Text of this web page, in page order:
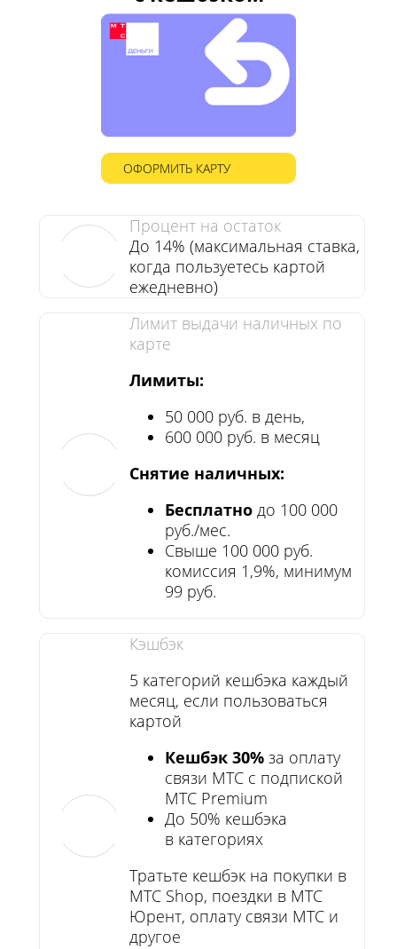
ОФОРМИТЬ КАРТУ
Процент на остаток
До 14% (максимальная ставка,
когда пользуетесь картой
ежедневно)
Лимит выдачи наличных по
карте
Лимиты:
50 000 руб. в день,
600 000 руб. в месяц
Снятие наличных:
Бесплатнодо 100 000
руб./мес.
Свыше 100 000 руб.
комиссия 1,9%, минимум
99 руб.
Кэшбэк
5 категорий кешбэка каждый
месяц, если пользоваться
картой
Кешбэк 30% за оплату
связи МТС с подпиской
МТС Premium
До 50% кешбэка
в категориях
Тратьте кешбэк на покупки в
МТС Shop, поездки в МТС
Юрент, оплату связи МТС и
другое